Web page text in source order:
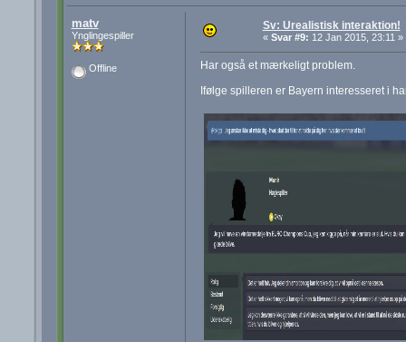
matv
Ynglingespiller
Offline
Sv: Urealistisk interaktion!
« Svar #9: 12 Jan 2015, 23:11 »
Har også et mærkeligt problem.
Ifølge spilleren er Bayern interesseret i